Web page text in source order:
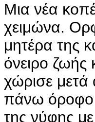
Μια νέα
χειμώνα.
μητέρα της
όνειρο
χώρισε μετά
πάνω όροφο
της νύφης